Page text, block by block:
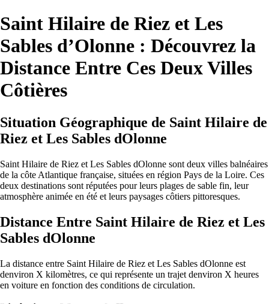
Saint Hilaire de Riez et Les
Sables d’Olonne : Découvrez la
Distance Entre Ces Deux Villes
Côtières
Situation Géographique de Saint Hilaire de
Riez et Les Sables dOlonne
Saint Hilaire de Riez et Les Sables dOlonne sont deux villes balnéaires
de la côte Atlantique française, situées en région Pays de la Loire. Ces
deux destinations sont réputées pour leurs plages de sable fin, leur
atmosphère animée en été et leurs paysages côtiers pittoresques.
Distance Entre Saint Hilaire de Riez et Les
Sables dOlonne
La distance entre Saint Hilaire de Riez et Les Sables dOlonne est
denviron X kilomètres, ce qui représente un trajet denviron X heures
en voiture en fonction des conditions de circulation.